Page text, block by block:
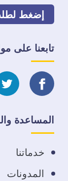
إضغط
تابعنا على
تابعنا
على
فيسبوك
المساعدة
خدماتنا
المدونات